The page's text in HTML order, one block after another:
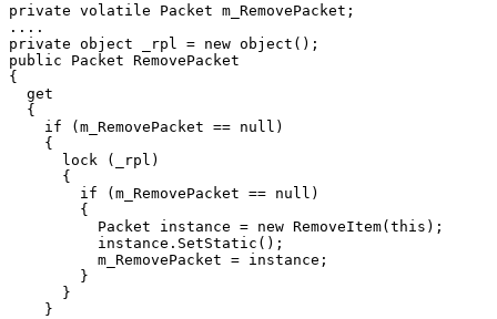
private volatile Packet m_RemovePacket;
....
private object _rpl = new object();
public Packet RemovePacket
{
  get
  {
    if (m_RemovePacket == null)
    {
      lock (_rpl)
      {
        if (m_RemovePacket == null)
        {
          Packet instance = new RemoveItem(this);
          instance.SetStatic();
          m_RemovePacket = instance;
        }
      }
    }